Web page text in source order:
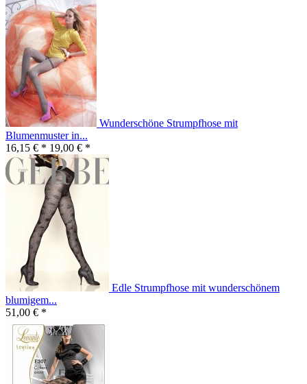
Wunderschöne Strumpfhose mit
Blumenmuster in...
16,15 € * 19,00 € *
Edle Strumpfhose mit wunderschönem
blumigem...
51,00 € *